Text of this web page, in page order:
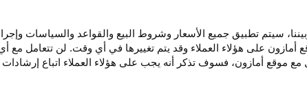
سيتم تطبيق جميع الأسعار وشروط البيع والقواعد والسياسات
أمازون على هؤلاء العملاء وقد يتم تغييرها في أي وقت. لن تتعامل مع
مع موقع أمازون، فسوف تذكر أنه يجب على هؤلاء العملاء اتباع